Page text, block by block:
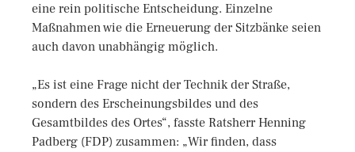
eine rein politische Entscheidung. Einzelne
Maßnahmen wie die Erneuerung der Sitzbänke seien
auch davon unabhängig möglich.
„Es ist eine Frage nicht der Technik der Straße,
sondern des Erscheinungsbildes und des
Gesamtbildes des Ortes“, fasste Ratsherr Henning
Padberg (FDP) zusammen: „Wir finden, dass